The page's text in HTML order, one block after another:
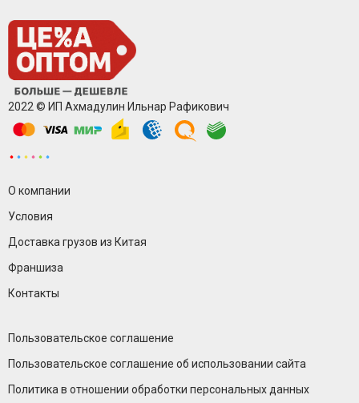
2022 © ИП Ахмадулин Ильнар Рафикович
О компании
Условия
Доставка грузов из Китая
Франшиза
Контакты
Пользовательское соглашение
Пользовательское соглашение об использовании сайта
Политика в отношении обработки персональных данных